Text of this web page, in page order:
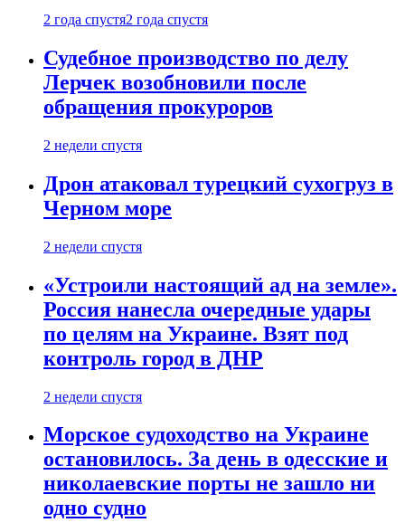
2 года спустя2 года спустя
Судебное производство по делу
Лерчек возобновили после
обращения прокуроров
2 недели спустя
Дрон атаковал турецкий сухогруз в
Черном море
2 недели спустя
«Устроили настоящий ад на земле».
Россия нанесла очередные удары
по целям на Украине. Взят под
контроль город в ДНР
2 недели спустя
Морское судоходство на Украине
остановилось. За день в одесские и
николаевские порты не зашло ни
одно судно